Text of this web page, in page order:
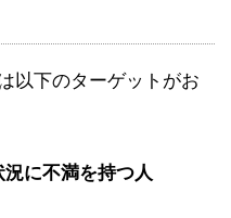
以下のターゲットがお
に不満を持つ人